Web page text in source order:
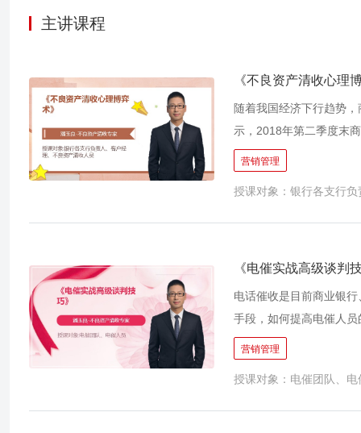
主讲课程
《不良资产清收心理
随着我国经济下行趋势
示，2018年第二季度末
余额为1.957万亿人民币
核销力度之外，大力加
一场心理战。本课程从
清收职业情商，掌握客
营销管理
授课对象：银行各支行
《电催实战高级谈判
电话催收是目前商业银
手段，如何提高电催人
性。根据讲师多年从事
的’双赢”谈判，更不是
定的电催场景，从而可
营销管理
授课对象：电催团队、电